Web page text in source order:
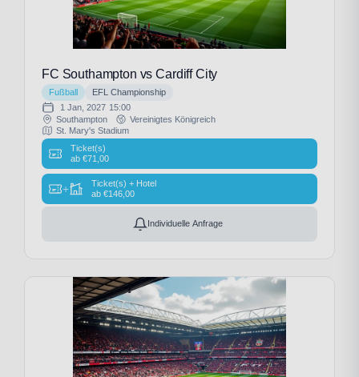
FC Southampton vs Cardiff City
Fußball
EFL Championship
1 Jan, 2027 15:00
Southampton
Vereinigtes Königreich
St. Mary's Stadium
Ticket(s)
ab €71,00
+
Ticket(s) + Hotel
ab €146,00
Individuelle Anfrage